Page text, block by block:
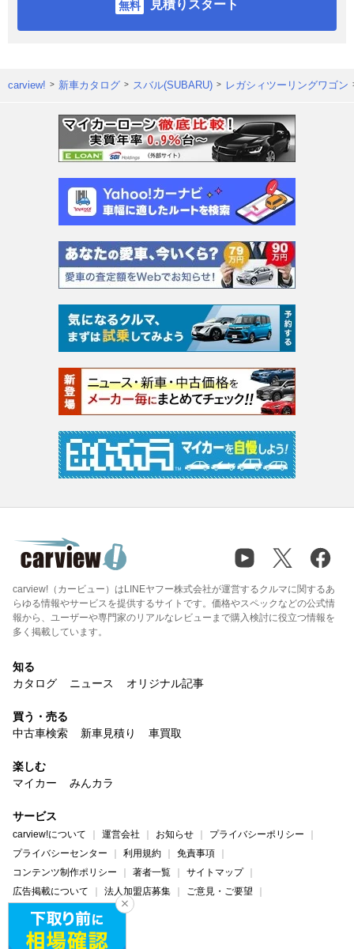
見積りスタート
carview! 新車カタログ スバル(SUBARU) レガシィツーリングワゴン
carview!（カービュー）はLINEヤフー株式会社が運営するクルマに関するあ
らゆる情報やサービスを提供するサイトです。価格やスペックなどの公式情
報から、ユーザーや専門家のリアルなレビューまで購入検討に役立つ情報を
多く掲載しています。
知る
カタログ
ニュース オリジナル記事
買う・売る
中古車検索
新車見積り 車買取
楽しむ
マイカー
みんカラ
サービス
carview!について 運営会社 お知らせ
プライバシーポリシー
プライバシーセンター
利用規約
免責事項
コンテンツ制作ポリシー
著者一覧
サイトマップ
広告掲載について
法人加盟店募集
ご意見・ご要望
ヘルプ・お問い合わせ